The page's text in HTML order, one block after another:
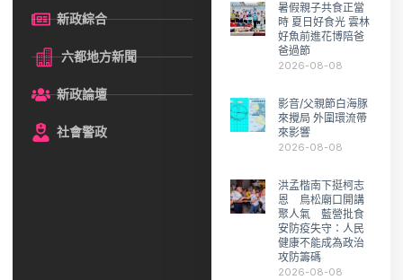
新政綜合
六都地方新聞
新政論壇
社會警政
暑假親子共食正當
時 夏日好食光 雲林
好魚前進花博陪爸
爸過節
2026-08-08
影音/父親節白海豚
來攪局 外圍環流帶
來影響
2026-08-08
洪孟楷南下挺柯志
恩 鳥松廟口開講
聚人氣 藍營批食
安防疫失守：人民
健康不能成為政治
攻防籌碼
2026-08-08